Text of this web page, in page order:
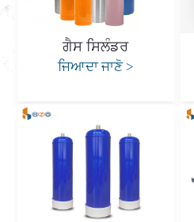
ਗੈਸ ਸਿਲੰਡਰ
ਜਿਆਦਾ ਜਾਣੋ>